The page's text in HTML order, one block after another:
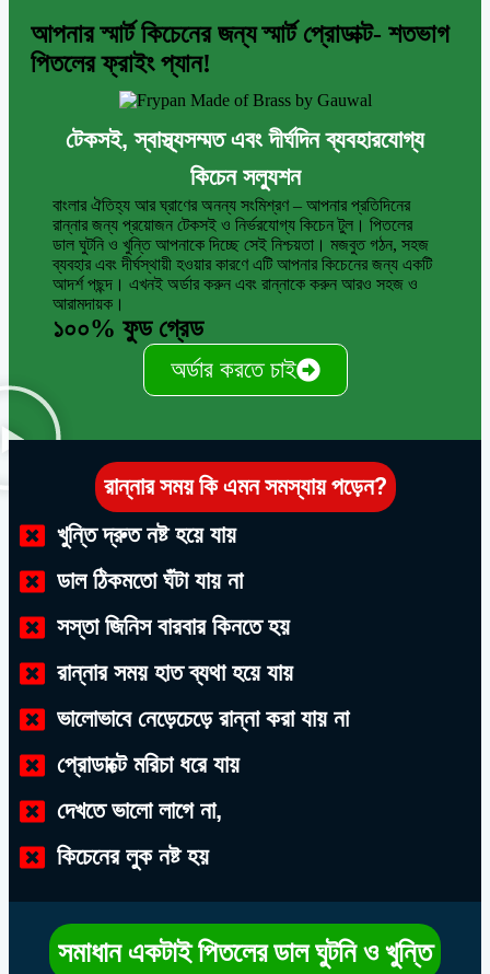
আপনার স্মার্ট কিচেনের জন্য স্মার্ট প্রোডাক্ট- শতভাগ
পিতলের ফ্রাইং প্যান!
টেকসই, স্বাস্থ্যসম্মত এবং দীর্ঘদিন ব্যবহারযোগ্য
কিচেন সল্যুশন
বাংলার ঐতিহ্য আর ঘ্রাণের অনন্য সংমিশ্রণ – আপনার প্রতিদিনের
রান্নার জন্য প্রয়োজন টেকসই ও নির্ভরযোগ্য কিচেন টুল। পিতলের
ডাল ঘুটনি ও খুন্তি আপনাকে দিচ্ছে সেই নিশ্চয়তা। মজবুত গঠন, সহজ
ব্যবহার এবং দীর্ঘস্থায়ী হওয়ার কারণে এটি আপনার কিচেনের জন্য একটি
আদর্শ পছন্দ। এখনই অর্ডার করুন এবং রান্নাকে করুন আরও সহজ ও
আরামদায়ক।
১০০% ফুড গ্রেড
অর্ডার করতে চাই
রান্নার সময় কি এমন সমস্যায় পড়েন?
খুন্তি দ্রুত নষ্ট হয়ে যায়
ডাল ঠিকমতো ঘঁটা যায় না
সস্তা জিনিস বারবার কিনতে হয়
রান্নার সময় হাত ব্যথা হয়ে যায়
ভালোভাবে নেড়েচেড়ে রান্না করা যায় না
প্রোডাক্টে মরিচা ধরে যায়
দেখতে ভালো লাগে না,
কিচেনের লুক নষ্ট হয়
সমাধান একটাই পিতলের ডাল ঘুটনি ও খুন্তি